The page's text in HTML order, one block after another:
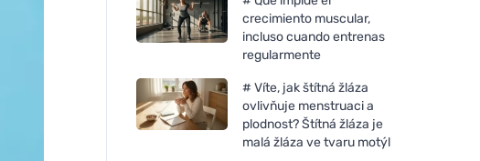
crecimiento muscular,
incluso cuando entrenas
regularmente
# Víte, jak štítná žláza
ovlivňuje menstruaci a
plodnost? Štítná žláza je
malá žláza ve tvaru motýl